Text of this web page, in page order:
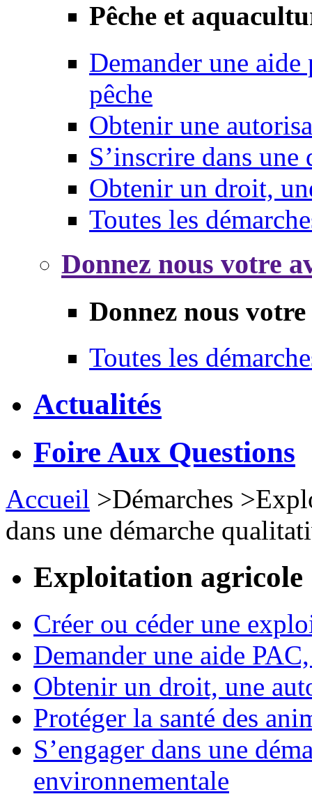
Pêche et
Demander une
pêche
Obtenir une
S’inscrire dans une
Obtenir un droit,
Toutes les
Donnez nous votre
Donnez nous
Toutes les
Actualités
Foire Aux Questions
Accueil >Démarches >
dans une démarche
Exploitation agricole
Créer ou céder une
Demander une aide
Obtenir un droit, une
Protéger la santé des
S’engager dans une
environnementale